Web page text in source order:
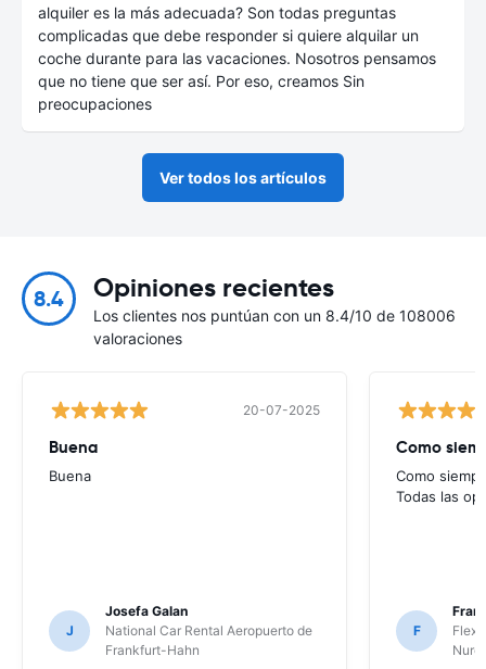
alquiler es la más adecuada? Son todas preguntas
complicadas que debe responder si quiere alquilar un
coche durante para las vacaciones. Nosotros pensamos
que no tiene que ser así. Por eso, creamos Sin
preocupaciones
Ver todos los artículos
8.4 Opiniones recientes
Los clientes nos puntúan con un 8.4/10 de 108006
valoraciones
20-07-2025
Buena
Buena
J
Josefa Galan
National Car Rental Aeropuerto de
Frankfurt-Hahn
Como
Como
Todas las
F
Flex